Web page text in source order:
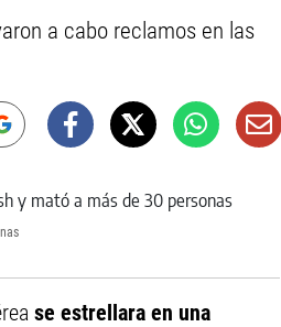
a cabo reclamos en las
se estrellara en una